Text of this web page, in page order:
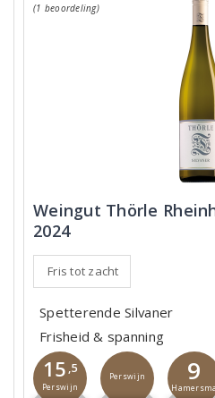
(1 beoordeling)
Weingut Thörle
2024
Fris tot zacht
Spetterende Silvaner
Frisheid & spanning
15 ,5
Perswijn
Perswijn 9
Hamersma